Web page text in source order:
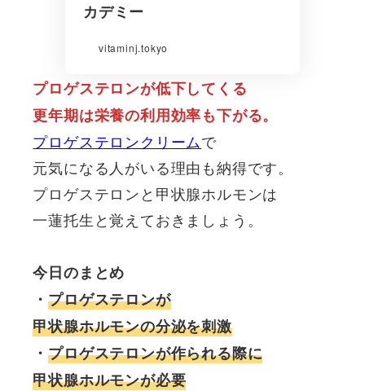
カデミー
vitaminj.tokyo
プロゲステロンが低下してくる
更年期は栄養の利用効率も下がる。
プロゲステロンクリームで
元気になる人がいる理由も納得です。
プロゲステロンと甲状腺ホルモンは
一蓮托生と覚えておきましょう。
今日のまとめ
・プロゲステロンが
甲状腺ホルモンの分泌を刺激
・プロゲステロンが作られる際に
甲状腺ホルモンが必要